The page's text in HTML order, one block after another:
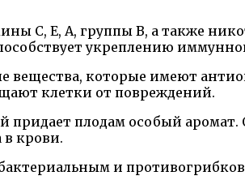
С, Е, А, группы В, а также
укреплению
которые имеют
клетки от повреждений.
плодам особый
в крови.
и